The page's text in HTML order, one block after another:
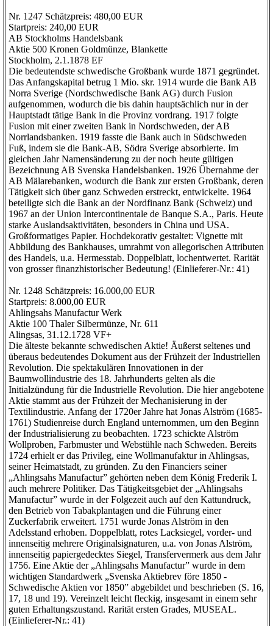
Nr. 1247 Schätzpreis: 480,00 EUR
Startpreis: 240,00 EUR
AB Stockholms Handelsbank
Aktie 500 Kronen Goldmünze, Blankette
Stockholm, 2.1.1878 EF
Die bedeutendste schwedische Großbank wurde 1871 gegründet.
Das Anfangskapital betrug 1 Mio. skr. 1914 wurde die Bank AB
Norra Sverige (Nordschwedische Bank AG) durch Fusion
aufgenommen, wodurch die bis dahin hauptsächlich nur in der
Hauptstadt tätige Bank in die Provinz vordrang. 1917 folgte
Fusion mit einer zweiten Bank in Nordschweden, der AB
Norrlandsbanken. 1919 fasste die Bank auch in Südschweden
Fuß, indem sie die Bank-AB, Södra Sverige absorbierte. Im
gleichen Jahr Namensänderung zu der noch heute gültigen
Bezeichnung AB Svenska Handelsbanken. 1926 Übernahme der
AB Mälarebanken, wodurch die Bank zur ersten Großbank, deren
Tätigkeit sich über ganz Schweden erstreckt, entwickelte. 1964
beteiligte sich die Bank an der Nordfinanz Bank (Schweiz) und
1967 an der Union Intercontinentale de Banque S.A., Paris. Heute
starke Auslandsaktivitäten, besonders in China und USA.
Großformatiges Papier. Hochdekorativ gestaltet: Vignette mit
Abbildung des Bankhauses, umrahmt von allegorischen Attributen
des Handels, u.a. Hermesstab. Doppelblatt, lochentwertet. Rarität
von grosser finanzhistorischer Bedeutung! (Einlieferer-Nr.: 41)
Nr. 1248 Schätzpreis: 16.000,00 EUR
Startpreis: 8.000,00 EUR
Ahlingsahs Manufactur Werk
Aktie 100 Thaler Silbermünze, Nr. 611
Alingsas, 31.12.1728 VF+
Die älteste bekannte schwedischen Aktie! Äußerst seltenes und
überaus bedeutendes Dokument aus der Frühzeit der Industriellen
Revolution. Die spektakulären Innovationen in der
Baumwollindustrie des 18. Jahrhunderts gelten als die
Initialzündung für die Industrielle Revolution. Die hier angebotene
Aktie stammt aus der Frühzeit der Mechanisierung in der
Textilindustrie. Anfang der 1720er Jahre hat Jonas Alström (1685-
1761) Studienreise durch England unternommen, um den Beginn
der Industrialisierung zu beobachten. 1723 schickte Alström
Wollproben, Farbmuster und Webstühle nach Schweden. Bereits
1724 erhielt er das Privileg, eine Wollmanufaktur in Ahlingsas,
seiner Heimatstadt, zu gründen. Zu den Financiers seiner
„Ahlingsahs Manufactur” gehörten neben dem König Frederik I.
auch mehrere Politiker. Das Tätigkeitsgebiet der „Ahlingsahs
Manufactur” wurde in der Folgezeit auch auf den Kattundruck,
den Betrieb von Tabakplantagen und die Führung einer
Zuckerfabrik erweitert. 1751 wurde Jonas Alström in den
Adelsstand erhoben. Doppelblatt, rotes Lacksiegel, vorder- und
innenseitig mehrere Originalsignaturen, u.a. von Jonas Alström,
innenseitig papiergedecktes Siegel, Transfervermerk aus dem Jahr
1756. Eine Aktie der „Ahlingsahs Manufactur” wurde in dem
wichtigen Standardwerk „Svenska Aktiebrev före 1850 -
Schwedische Aktien vor 1850” abgebildet und beschrieben (S. 16,
17, 18 und 19). Vereinzelt leicht fleckig, insgesamt in einem sehr
guten Erhaltungszustand. Rarität ersten Grades, MUSEAL.
(Einlieferer-Nr.: 41)